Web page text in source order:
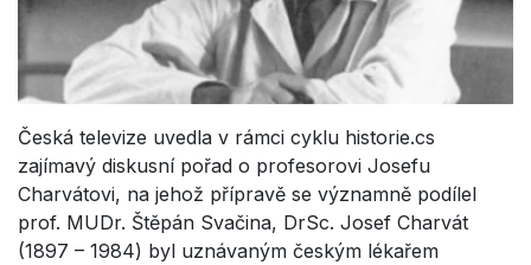
Česká televize uvedla v rámci cyklu historie.cs
zajímavý diskusní pořad o profesorovi Josefu
Charvátovi, na jehož přípravě se významně podílel
prof. MUDr. Štěpán Svačina, DrSc. Josef Charvát
(1897 – 1984) byl uznávaným českým lékařem